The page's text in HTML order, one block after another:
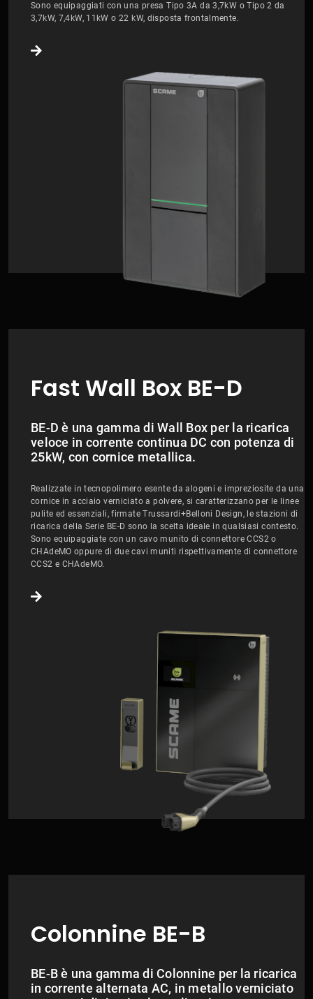
Sono equipaggiati con una presa Tipo 3A da 3,7kW o Tipo 2 da
3,7kW, 7,4kW, 11kW o 22 kW, disposta frontalmente.
Fast Wall Box BE-D
BE-D è una gamma di Wall Box per la ricarica
veloce in corrente continua DC con potenza di
25kW, con cornice metallica.
Realizzate in tecnopolimero esente da alogeni e impreziosite da una
cornice in acciaio verniciato a polvere, si caratterizzano per le linee
pulite ed essenziali, firmate Trussardi+Belloni Design, le stazioni di
ricarica della Serie BE-D sono la scelta ideale in qualsiasi contesto.
Sono equipaggiate con un cavo munito di connettore CCS2 o
CHAdeMO oppure di due cavi muniti rispettivamente di connettore
CCS2 e CHAdeMO.
Colonnine BE-B
BE-B è una gamma di Colonnine per la ricarica
in corrente alternata AC, in metallo verniciato